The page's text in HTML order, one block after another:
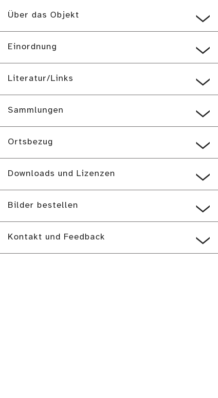
Über das Objekt
Einordnung
Literatur/Links
Sammlungen
Ortsbezug
Downloads und Lizenzen
Bilder bestellen
Kontakt und Feedback